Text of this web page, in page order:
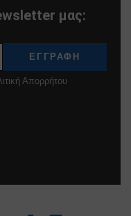
μας:
Απορρήτου